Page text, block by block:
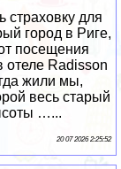
страховку для
город в Риге,
посещения
отеле Radisson
жили мы,
весь старый
…...
20 07 2026 2:25:52